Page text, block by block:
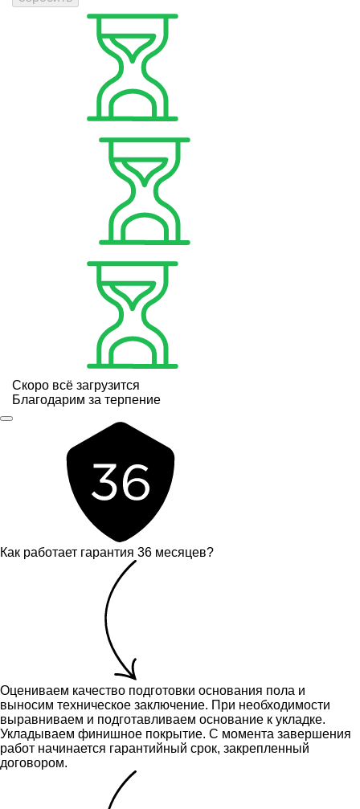
Скоро всё загрузится
Благодарим за терпение
Как работает гарантия 36 месяцев?
Оцениваем качество подготовки основания пола и
выносим техническое заключение. При необходимости
выравниваем и подготавливаем основание к укладке.
Укладываем финишное покрытие. С момента завершения
работ начинается гарантийный срок, закрепленный
договором.